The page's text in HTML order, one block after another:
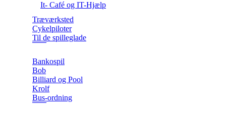
It- Café og IT-Hjælp
Træværksted
Cykelpiloter
Til de spilleglade
Bankospil
Bob
Billiard og Pool
Krolf
Bus-ordning